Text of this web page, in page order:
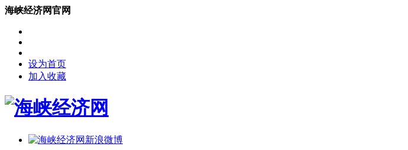
海峡经济网官网
设为首页
加入收藏